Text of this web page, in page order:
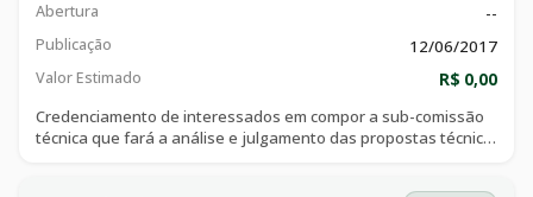
Abertura --
Publicação 12/06/2017
Valor Estimado
R$ 0,00
Credenciamento de interessados em compor a sub-comissão
técnica que fará a análise e julgamento das propostas técnica